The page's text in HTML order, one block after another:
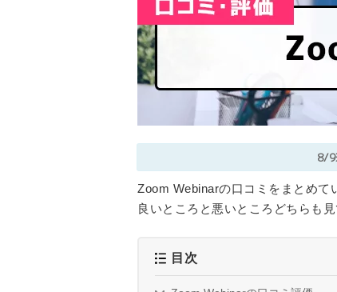
8/9
Zoom Webinarの口コミをまとめて
良いところと悪いところどちらも
目次